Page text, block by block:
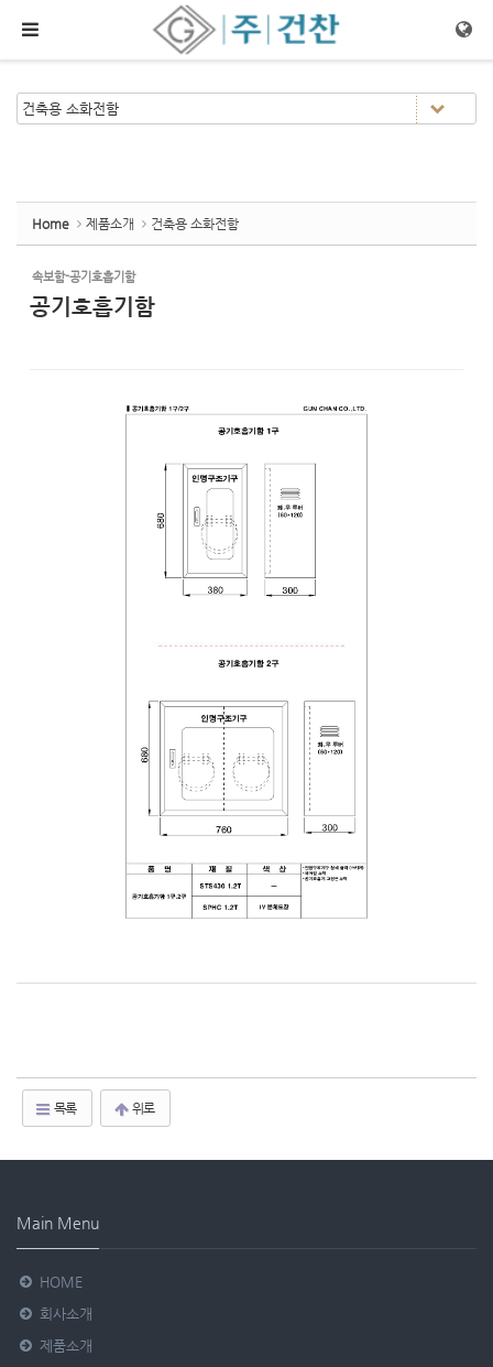
메뉴 건너뛰기
Home 제품소개 건축용 소화전함
속보함-공기호흡기함
공기호흡기함
목록 위로
Main Menu
HOME
회사소개
제품소개